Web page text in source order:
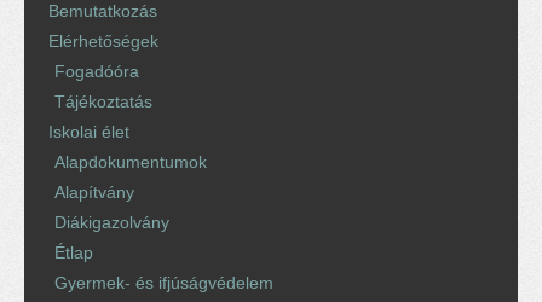
Bemutatkozás
Elérhetőségek
Fogadóóra
Tájékoztatás
Iskolai élet
Alapdokumentumok
Alapítvány
Diákigazolvány
Étlap
Gyermek- és ifjúságvédelem